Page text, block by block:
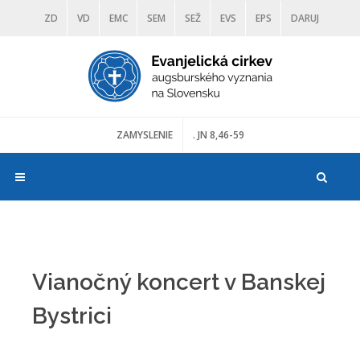
ZD VD EMC SEM SEŽ EVS EPS DARUJ
DIAKONIA ŠKOLY TRANOSCIUS
ZAMYSLENIE . JN 8,46-59
Vianočný koncert v Banskej
Bystrici